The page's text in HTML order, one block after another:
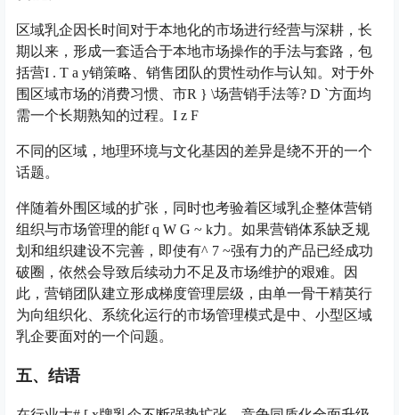
区域乳企因长时间对于本地化的市场进行经营与深耕，长
期以来，形成一套适合于本地市场操作的手法与套路，包
括营I . T a y销策略、销售团队的贯性动作与认知。对于外
围区域市场的消费习惯、市R } \场营销手法等? D `方面均
需一个长期熟知的过程。 I z F
不同的区域，地理环境与文化基因的差异是绕不开的一个
话题。
伴随着外围区域的扩张，同时也考验着区域乳企整体营销
组织与市场管理的能f q W G ~ k力。如果营销体系缺乏规
划和组织建设不完善，即使有^ 7 ~强有力的产品已经成功
破圈，依然会导致后续动力不足及市场维护的艰难。因
此，营销团队建立形成梯度管理层级，由单一骨干精英行
为向组织化、系统化运行的市场管理模式是中、小型区域
乳企要面对的一个问题。
五、结语